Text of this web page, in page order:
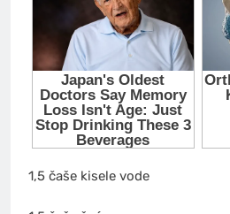
1,5 čaše kisele vode